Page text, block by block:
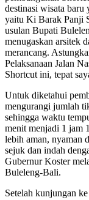
destinasi wisata baru
yaitu Ki Barak Panji
usulan Bupati
menugaskan arsitek
merancang.
Pelaksanaan Jalan
Shortcut ini, tepat
Untuk diketahui
mengurangi jumlah
sehingga waktu
menit menjadi 1 jam
lebih aman, nyaman
sejuk dan indah
Gubernur Koster
Buleleng-Bali.
Setelah kunjungan